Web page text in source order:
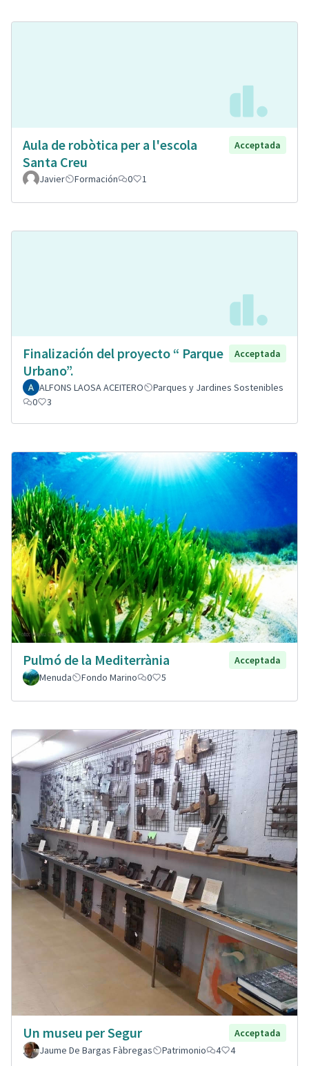
Aula de robòtica per a l'escola
Santa Creu
Acceptada
Javier Formación 0 1
Finalización del proyecto “ Parque
Urbano”.
Acceptada
ALFONS LAOSA ACEITERO
Parques y Jardines Sostenibles
0
3
Pulmó de la Mediterrània
Acceptada
Menuda
Fondo Marino 0 5
Un museu per Segur
Acceptada
Jaume De Bargas Fàbregas
Patrimonio 4 4